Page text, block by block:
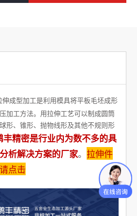
伸成型加工是利用模具将平板毛坯成形
加工方法。用拉伸工艺可以制成圆筒
形、锥形、抛物线形及其他不规则形
丰精密是行业内为数不多的具
析解决方案的厂家。 拉伸件
点击